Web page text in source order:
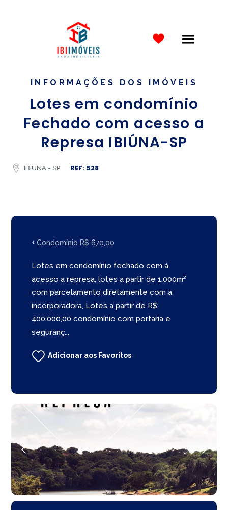
INFORMAÇÕES DOS IMÓVEIS
Lotes em condomínio
Fechado com acesso a
Represa IBIÚNA-SP
IBIUNA - SP REF: 528
+ Condomínio R$ 670,00
Lotes em condomínio fechado com á
acesso a represa, lotes a partir de 1.000m²
com parcelamento diretamente com a
incorporadora, Lotes a partir de R$:
400.000,00 condomínio com portaria e
seguranç...
Adicionar aos Favoritos